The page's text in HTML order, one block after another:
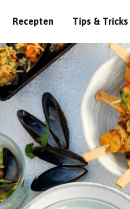
Recepten Tips & Tricks